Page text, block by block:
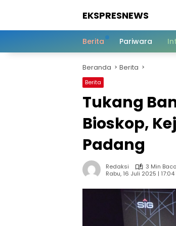
EKSPRESNEWS
Dalam
Berita Pariwara
Beranda Berita
Berita
Tukang
Bioskop,
Padang
Redaksi
3 Min Baca
Rabu, 16 Juli 2025 | 17:04